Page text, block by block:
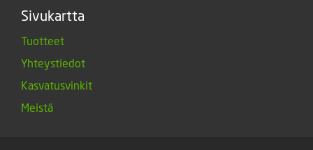
Sivukartta
Tuotteet
Yhteystiedot
Kasvatusvinkit
Meistä